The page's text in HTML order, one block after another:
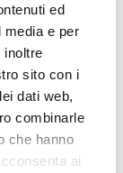
ed
media e per
inoltre
sito con i
dati web,
combinarle
che hanno
ai
Sold out